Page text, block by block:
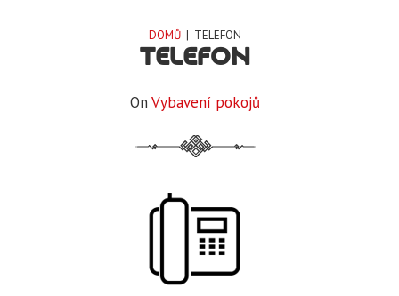
DOMŮ | TELEFON
TELEFON
On Vybavení pokojů